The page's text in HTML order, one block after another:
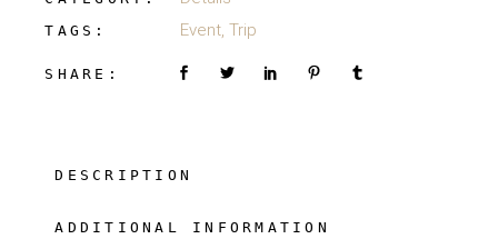
TAGS: Event,Trip
SHARE:
DESCRIPTION
ADDITIONAL INFORMATION